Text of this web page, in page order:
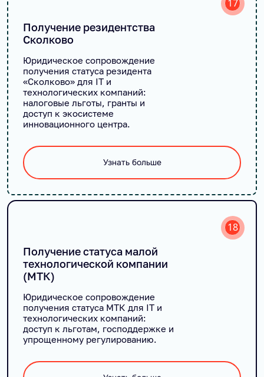
17
Получение резидентства
Сколково
Юридическое сопровождение
получения статуса резидента
«Сколково» для IT и
технологических компаний:
налоговые льготы, гранты и
доступ к экосистеме
инновационного центра.
Узнать больше
18
Получение статуса малой
технологической компании
(МТК)
Юридическое сопровождение
получения статуса МТК для IT и
технологических компаний:
доступ к льготам, господдержке и
упрощенному регулированию.